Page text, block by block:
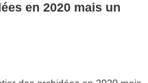
en 2020 mais un